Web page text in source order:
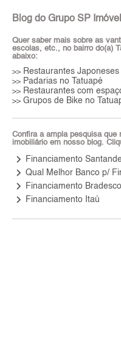
Blog do Grupo SP Imóvel
Quer saber mais sobre as
escolas, etc., no bairro do(a)
abaixo:
>> Restaurantes
>> Padarias no Tatuapé
>> Restaurantes com
>> Grupos de Bike no
Confira a ampla pesquisa que
imobiliário em nosso blog.
keyboard_arrow_right Financiamento
keyboard_arrow_right Qual Melhor Banco p/
keyboard_arrow_right Financiamento Bradesco
keyboard_arrow_right Financiamento Itaú